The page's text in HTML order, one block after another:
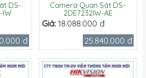
DS-
IW
đ
Camera Quan Sát DS-
2DE7232IW-AE
Giá: 18.088.000 đ
25.840.000 đ